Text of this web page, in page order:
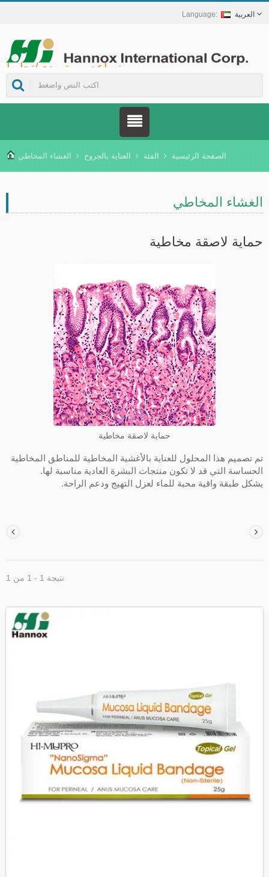
العربية
Hannox International Corp. - نساعد مستوردي/تجار الجملة/الموزعين للأجهزة الطبية والعلامات التجارية في مجال الرعاية الصحية على إطلاق حلول غير دوائية للعناية بالجروح والأغشية المخاطية، تشمل علاج قرح الفم، والرعاية الداعمة لمرضى السرطان، وحماية الجلد، والعناية بالغشاء المخاطي للأنف، وحماية الجروح في المنزل. كما نوفر مجموعة واسعة من الأجهزة الطبية في مجالات الوقاية من داء السكري وإدارته، وحلول الوقاية من الأمراض المنقولة بالبعوض، وغيرها من تطبيقات الرعاية الصحية المنزلية.
الصفحة الرئيسية الفئة العناية بالجروح الغشاء المخاطي
المخاطي
لاصقة مخاطية
حماية لاصقة مخاطية
تصميم هذا المحلول للعناية بالأغشية المخاطية للمناطق المخاطية
التي قد لا تكون منتجات البشرة العادية مناسبة لها.
طبقة واقية محبة للماء لعزل التهيج ودعم الراحة.
نتيجة 1 - 1 من 1